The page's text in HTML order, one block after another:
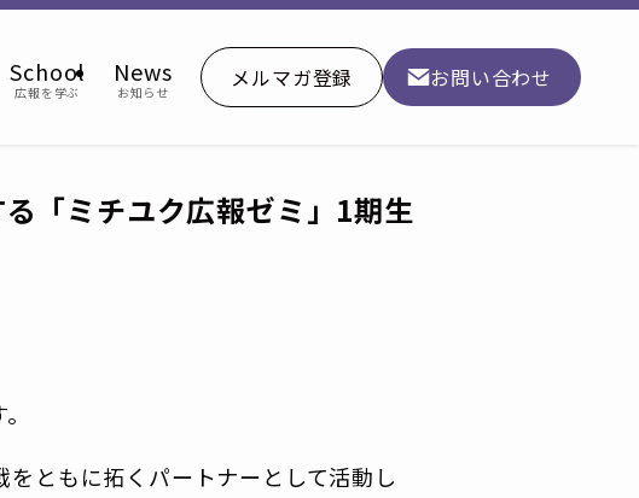
School
広報を学ぶ
News
お知らせ
メルマガ登録 お問い合わせ
「ミチユク広報ゼミ」1期生
ともに拓くパートナーとして活動し